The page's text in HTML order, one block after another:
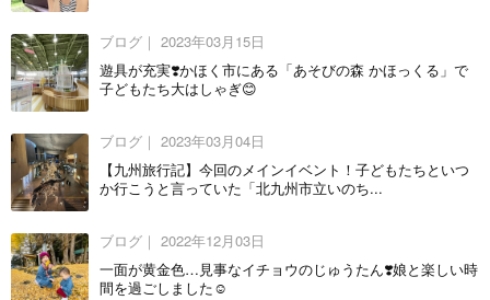
ブログ｜2023年03月15日
遊具が充実❣️かほく市にある「あそびの森 かほっくる」で
子どもたち大はしゃぎ😊
ブログ｜2023年03月04日
【九州旅行記】今回のメインイベント！子どもたちといつ
か行こうと言っていた「北九州市立いのち...
ブログ｜2022年12月03日
一面が黄金色…見事なイチョウのじゅうたん❣️娘と楽しい時
間を過ごしました☺️